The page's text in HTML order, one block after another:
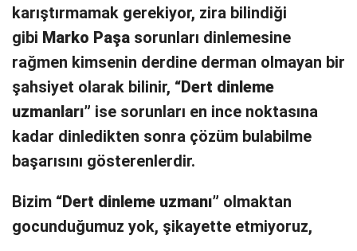
karıştırmamak gerekiyor, zira bilindiği
gibi Marko Paşa sorunları dinlemesine
rağmen kimsenin derdine derman olmayan bir
şahsiyet olarak bilinir, “Dert dinleme
uzmanları” ise sorunları en ince noktasına
kadar dinledikten sonra çözüm bulabilme
başarısını gösterenlerdir.
Bizim “Dert dinleme uzmanı” olmaktan
gocunduğumuz yok, şikayette etmiyoruz,